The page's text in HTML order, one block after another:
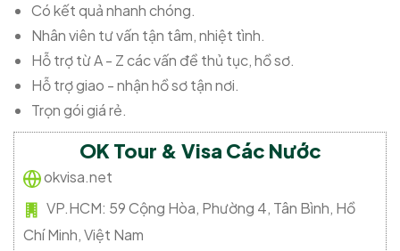
Có kết quả nhanh chóng.
Nhân viên tư vấn tận tâm, nhiệt tình.
Hỗ trợ từ A - Z các vấn đề thủ tục, hồ sơ.
Hỗ trợ giao - nhận hồ sơ tận nơi.
Trọn gói giá rẻ.
OK Tour & Visa Các Nước
okvisa.net
VP.HCM: 59 Cộng Hòa, Phường 4, Tân Bình, Hồ
Chí Minh, Việt Nam